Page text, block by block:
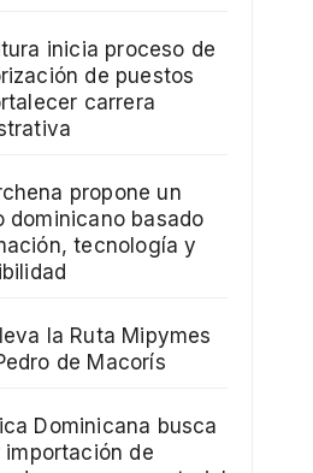
inicia proceso de
de puestos
carrera
propone un
dominicano basado
tecnología y
la Ruta Mipymes
de Macorís
Dominicana busca
importación de